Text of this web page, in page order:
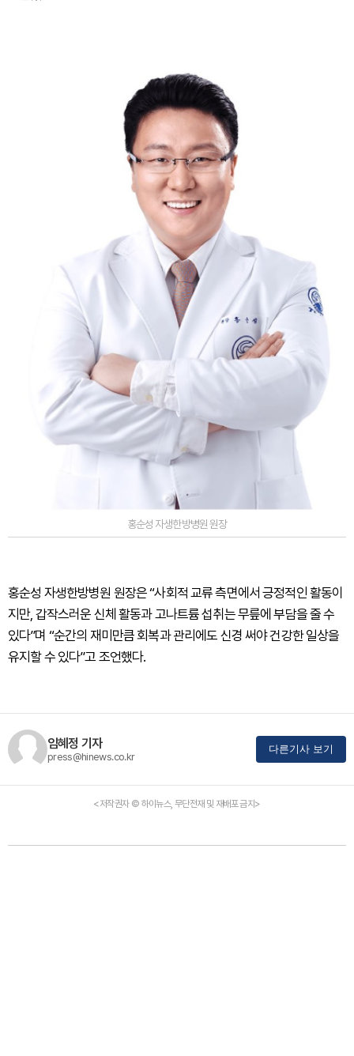
홍순성 자생한방병원 원장
홍순성 자생한방병원 원장은 “사회적 교류 측면에서 긍정적인 활동이
지만, 갑작스러운 신체 활동과 고나트륨 섭취는 무릎에 부담을 줄 수
있다”며 “순간의 재미만큼 회복과 관리에도 신경 써야 건강한 일상을
유지할 수 있다”고 조언했다.
임혜정 기자
press@hinews.co.kr
다른기사 보기
<저작권자 © 하이뉴스, 무단전재 및 재배포 금지>